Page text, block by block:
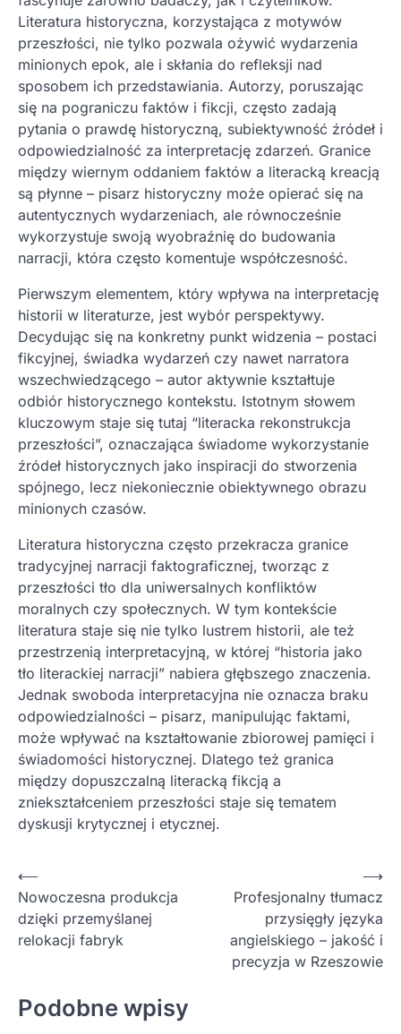
Literatura historyczna, korzystająca z motywów
przeszłości, nie tylko pozwala ożywić wydarzenia
minionych epok, ale i skłania do refleksji nad
sposobem ich przedstawiania. Autorzy, poruszając
się na pograniczu faktów i fikcji, często zadają
pytania o prawdę historyczną, subiektywność źródeł i
odpowiedzialność za interpretację zdarzeń. Granice
między wiernym oddaniem faktów a literacką kreacją
są płynne – pisarz historyczny może opierać się na
autentycznych wydarzeniach, ale równocześnie
wykorzystuje swoją wyobraźnię do budowania
narracji, która często komentuje współczesność.
Pierwszym elementem, który wpływa na interpretację
historii w literaturze, jest wybór perspektywy.
Decydując się na konkretny punkt widzenia – postaci
fikcyjnej, świadka wydarzeń czy nawet narratora
wszechwiedzącego – autor aktywnie kształtuje
odbiór historycznego kontekstu. Istotnym słowem
kluczowym staje się tutaj “literacka rekonstrukcja
przeszłości”, oznaczająca świadome wykorzystanie
źródeł historycznych jako inspiracji do stworzenia
spójnego, lecz niekoniecznie obiektywnego obrazu
minionych czasów.
Literatura historyczna często przekracza granice
tradycyjnej narracji faktograficznej, tworząc z
przeszłości tło dla uniwersalnych konfliktów
moralnych czy społecznych. W tym kontekście
literatura staje się nie tylko lustrem historii, ale też
przestrzenią interpretacyjną, w której “historia jako
tło literackiej narracji” nabiera głębszego znaczenia.
Jednak swoboda interpretacyjna nie oznacza braku
odpowiedzialności – pisarz, manipulując faktami,
może wpływać na kształtowanie zbiorowej pamięci i
świadomości historycznej. Dlatego też granica
między dopuszczalną literacką fikcją a
zniekształceniem przeszłości staje się tematem
dyskusji krytycznej i etycznej.
Nawigacja
wpisu
⟵
Nowoczesna produkcja
dzięki przemyślanej
relokacji fabryk
Profesjonalny tłumacz
przysięgły języka
angielskiego – jakość i
precyzja w Rzeszowie
⟶
Podobne wpisy